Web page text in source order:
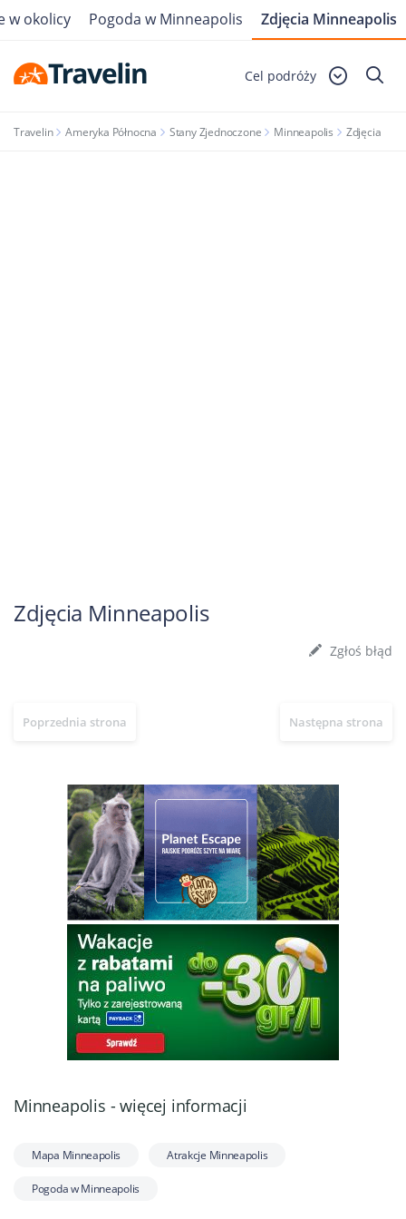
Cel podróży
Travelin Ameryka Północna Stany Zjednoczone Minneapolis Zdjęcia
w okolicy Pogoda w Minneapolis Zdjęcia Minneapolis
Zdjęcia Minneapolis
Zgłoś błąd
Poprzednia strona Następna strona
Minneapolis - więcej informacji
Mapa Minneapolis Atrakcje Minneapolis
Pogoda w Minneapolis